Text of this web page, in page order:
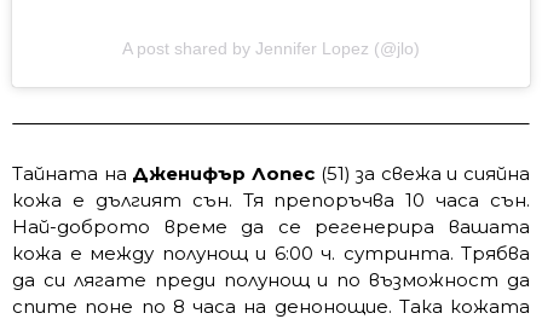
A post shared by Jennifer Lopez (@jlo)
Тайната на Дженифър Лопес(51) за свежа и сияйна
кожа е дългият сън. Тя препоръчва 10 часа сън.
Най-доброто време да се регенерира вашата
кожа е между полунощ и 6:00 ч. сутринта. Трябва
да си лягате преди полунощ и по възможност да
спите поне по 8 часа на денонощие. Така кожата